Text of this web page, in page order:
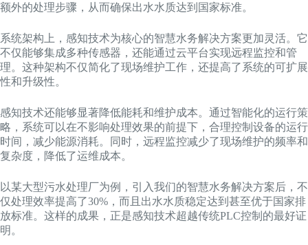
额外的处理步骤，从而确保出水水质达到国家标准。
系统架构上，感知技术为核心的智慧水务解决方案更加灵活。它
不仅能够集成多种传感器，还能通过云平台实现远程监控和管
理。这种架构不仅简化了现场维护工作，还提高了系统的可扩展
性和升级性。
感知技术还能够显著降低能耗和维护成本。通过智能化的运行策
略，系统可以在不影响处理效果的前提下，合理控制设备的运行
时间，减少能源消耗。同时，远程监控减少了现场维护的频率和
复杂度，降低了运维成本。
以某大型污水处理厂为例，引入我们的智慧水务解决方案后，不
仅处理效率提高了30%，而且出水水质稳定达到甚至优于国家排
放标准。这样的成果，正是感知技术超越传统PLC控制的最好证
明。